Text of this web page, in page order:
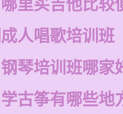
里买吉他比较
人唱歌培训班
琴培训班哪家
古筝有哪些地